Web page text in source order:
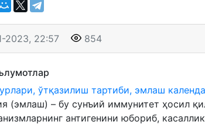
2023, 22:57 854
ўтқазилиш тартиби, эмлаш
(эмлаш) – бу сунъий иммунитет ҳосил
антигенини юбориб,